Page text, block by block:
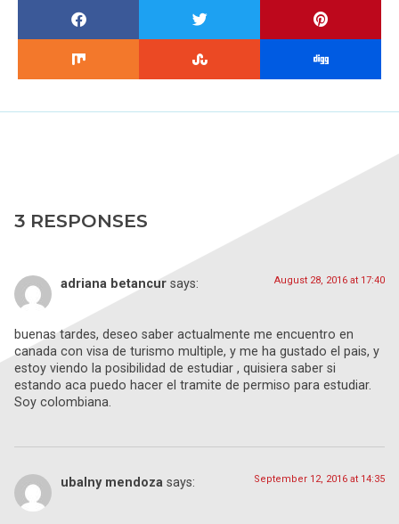
3 RESPONSES
adriana betancur says: August 28, 2016 at 17:40
buenas tardes, deseo saber actualmente me encuentro en
canada con visa de turismo multiple, y me ha gustado el pais, y
estoy viendo la posibilidad de estudiar , quisiera saber si
estando aca puedo hacer el tramite de permiso para estudiar.
Soy colombiana.
ubalny mendoza says: September 12, 2016 at 14:35